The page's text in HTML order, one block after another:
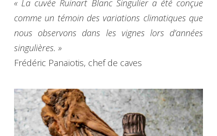
« La cuvée Ruinart Blanc Singulier a été conçue
comme un témoin des variations climatiques que
nous observons dans les vignes lors d’années
singulières. »
Frédéric Panaïotis, chef de caves